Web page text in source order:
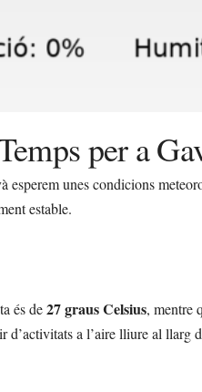
per a
esperem unes condicions
estable.
és de27 graus Celsius, mentre
d’activitats a l’aire lliure al llarg